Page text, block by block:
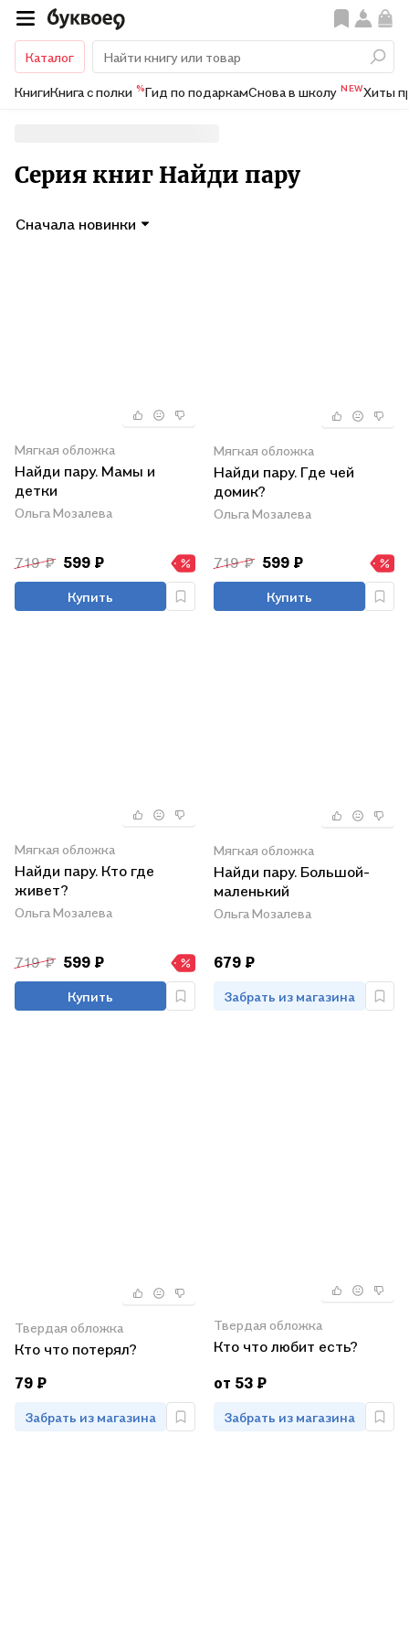
Каталог
КнигиКнига с полки %Гид по подаркамСнова в школу NEWХиты
Серия книг Найди пару
Сначала новинки
Мягкая обложка
Найди пару. Мамы и
детки
Ольга Мозалева
719 ₽ 599 ₽
Купить
Мягкая обложка
Найди пару. Где чей
домик?
Ольга Мозалева
719 ₽ 599 ₽
Купить
Мягкая обложка
Найди пару. Кто где
живет?
Ольга Мозалева
719 ₽ 599 ₽
Купить
Мягкая обложка
Найди пару. Большой-
маленький
Ольга Мозалева
679 ₽
Забрать из магазина
Твердая обложка
Кто что потерял?
79 ₽
Забрать из магазина
Твердая обложка
Кто что любит есть?
от 53 ₽
Забрать из магазина